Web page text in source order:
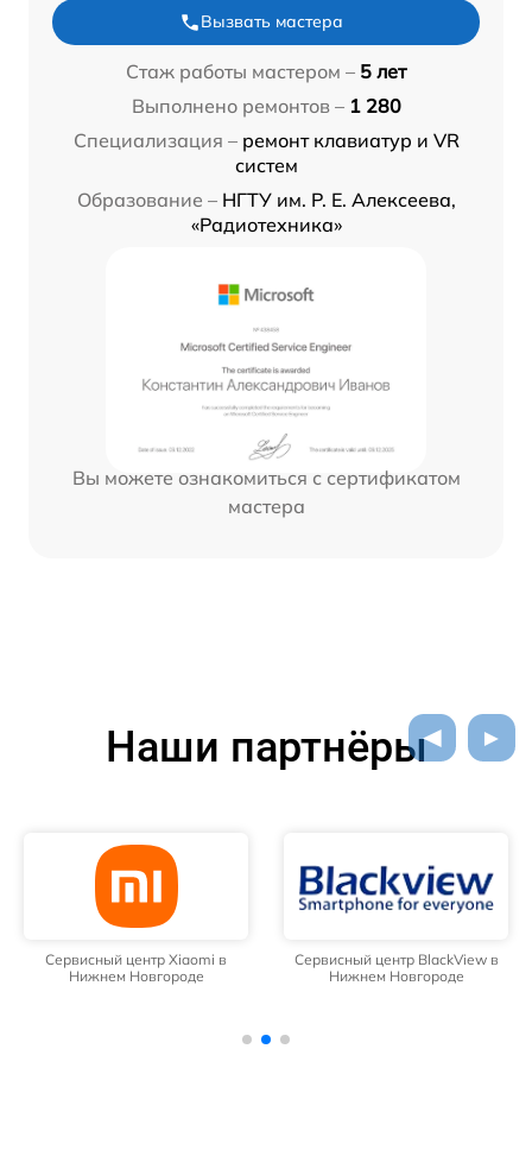
Вызвать мастера
Стаж работы мастером – 5 лет
Выполнено ремонтов – 1 280
Специализация – ремонт клавиатур и VR
систем
Образование – НГТУ им. Р. Е. Алексеева,
«Радиотехника»
Вы можете ознакомиться с сертификатом
мастера
Наши партнёры
Сервисный центр Xiaomi в
Нижнем Новгороде
Сервисный центр BlackView в
Нижнем Новгороде